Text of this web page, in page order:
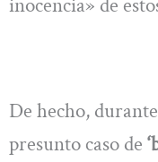
De hecho,
presunto caso de